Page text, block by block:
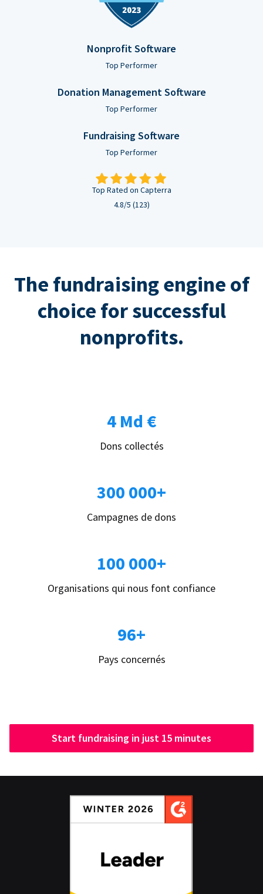
Nonprofit Software
Top Performer
Donation Management Software
Top Performer
Fundraising Software
Top Performer
Top Rated on Capterra
4.8/5 (123)
The fundraising engine of
choice for successful
nonprofits.
4 Md €
Dons collectés
300 000+
Campagnes de dons
100 000+
Organisations qui nous font confiance
96+
Pays concernés
Start fundraising in just 15 minutes